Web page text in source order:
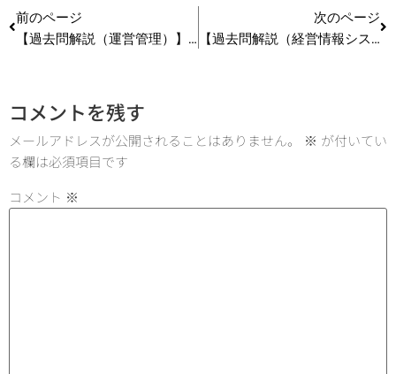
前のページ
【過去問解説（運営管理）】R7 第14問 セル生産方式 #中小企業診断士試験
次のページ
【過去問解説（経営情報システム）】R7 第14問 エコーチェーンバー #中小企業診断士試験
コメントを残す
メールアドレスが公開されることはありません。 ※ が付いてい
る欄は必須項目です
コメント ※